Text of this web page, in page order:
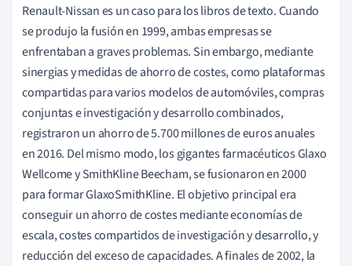
Renault-Nissan es un caso para los libros de texto. Cuando
se produjo la fusión en 1999, ambas empresas se
enfrentaban a graves problemas. Sin embargo, mediante
sinergias y medidas de ahorro de costes, como plataformas
compartidas para varios modelos de automóviles, compras
conjuntas e investigación y desarrollo combinados,
registraron un ahorro de 5.700 millones de euros anuales
en 2016. Del mismo modo, los gigantes farmacéuticos Glaxo
Wellcome y SmithKline Beecham, se fusionaron en 2000
para formar GlaxoSmithKline. El objetivo principal era
conseguir un ahorro de costes mediante economías de
escala, costes compartidos de investigación y desarrollo, y
reducción del exceso de capacidades. A finales de 2002, la